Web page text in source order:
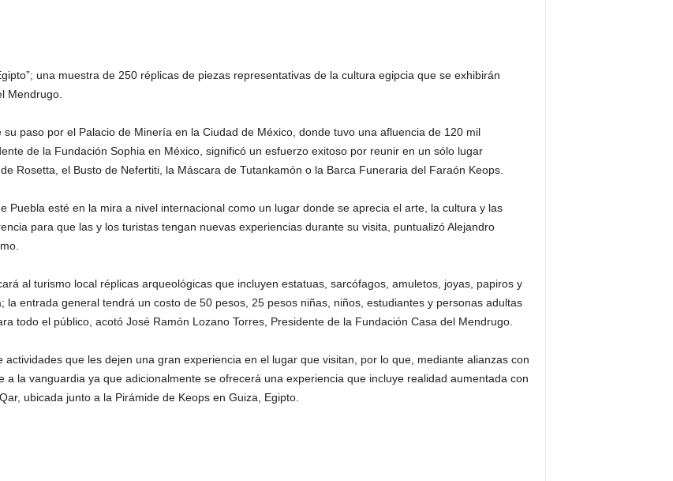
una muestra de 250 réplicas de piezas representativas de la cultura egipcia que se exhibirán
Mendrugo.
paso por el Palacio de Minería en la Ciudad de México, donde tuvo una afluencia de 120 mil
de la Fundación Sophia en México, significó un esfuerzo exitoso por reunir en un sólo lugar
Rosetta, el Busto de Nefertiti, la Máscara de Tutankamón o la Barca Funeraria del Faraón Keops.
Puebla esté en la mira a nivel internacional como un lugar donde se aprecia el arte, la cultura y las
para que las y los turistas tengan nuevas experiencias durante su visita, puntualizó Alejandro
al turismo local réplicas arqueológicas que incluyen estatuas, sarcófagos, amuletos, joyas, papiros y
entrada general tendrá un costo de 50 pesos, 25 pesos niñas, niños, estudiantes y personas adultas
todo el público, acotó José Ramón Lozano Torres, Presidente de la Fundación Casa del Mendrugo.
que les dejen una gran experiencia en el lugar que visitan, por lo que, mediante alianzas con
a la vanguardia ya que adicionalmente se ofrecerá una experiencia que incluye realidad aumentada con
ubicada junto a la Pirámide de Keops en Guiza, Egipto.